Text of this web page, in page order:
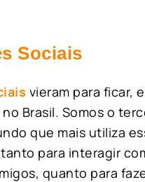
Sociais
vieram para ficar,
Brasil. Somos o
que mais utiliza
para interagir
quanto para